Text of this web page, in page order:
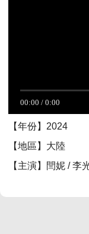
【年份】2024
【地區】大陸
【主演】閆妮 / 李